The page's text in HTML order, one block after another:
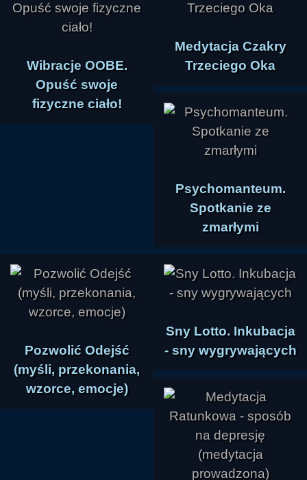
Wibracje OOBE.
Opuść swoje
fizyczne ciało!
Medytacja Czakry
Trzeciego Oka
Psychomanteum.
Spotkanie ze
zmarłymi
Pozwolić Odejść
(myśli, przekonania,
wzorce, emocje)
Sny Lotto. Inkubacja
- sny wygrywających